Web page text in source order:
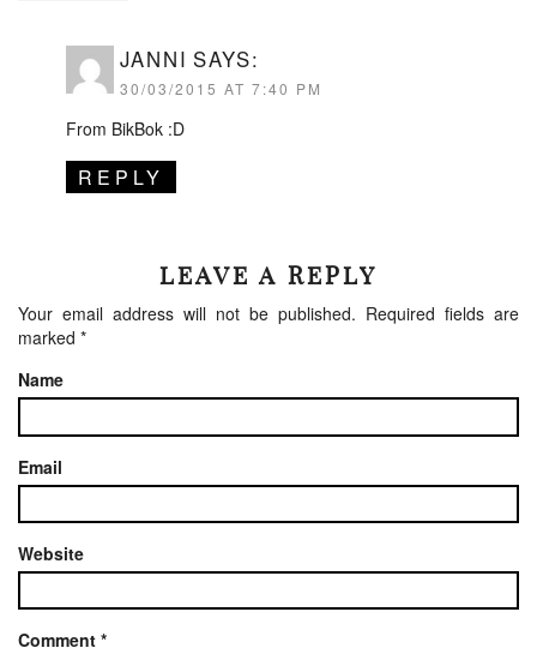
JANNI SAYS:
30/03/2015 AT 7:40 PM
From BikBok :D
REPLY
LEAVE A REPLY
Your email address will not be published. Required fields are
marked *
Name
Email
Website
Comment *